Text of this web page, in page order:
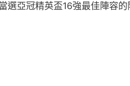
選亞冠精英盃16強最佳陣容的